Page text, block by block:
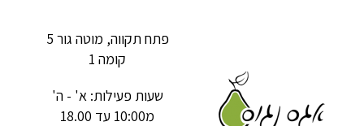
פתח תקווה, מוטה גור 5
קומה 1
שעות פעילות: א' - ה'
מ10:00 עד 18.00